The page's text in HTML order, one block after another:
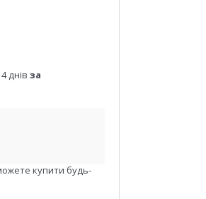
днів за
купити будь-